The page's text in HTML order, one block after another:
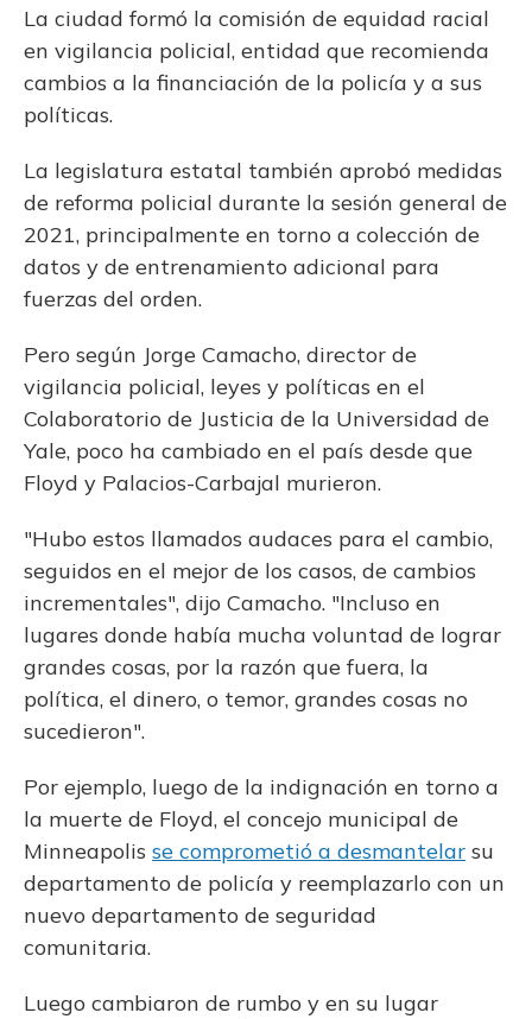
La ciudad formó la comisión de equidad racial
en vigilancia policial, entidad que recomienda
cambios a la financiación de la policía y a sus
políticas.
La legislatura estatal también aprobó medidas
de reforma policial durante la sesión general de
2021, principalmente en torno a colección de
datos y de entrenamiento adicional para
fuerzas del orden.
Pero según Jorge Camacho, director de
vigilancia policial, leyes y políticas en el
Colaboratorio de Justicia de la Universidad de
Yale, poco ha cambiado en el país desde que
Floyd y Palacios-Carbajal murieron.
"Hubo estos llamados audaces para el cambio,
seguidos en el mejor de los casos, de cambios
incrementales", dijo Camacho. "Incluso en
lugares donde había mucha voluntad de lograr
grandes cosas, por la razón que fuera, la
política, el dinero, o temor, grandes cosas no
sucedieron".
Por ejemplo, luego de la indignación en torno a
la muerte de Floyd, el concejo municipal de
Minneapolis se comprometió a desmantelar su
departamento de policía y reemplazarlo con un
nuevo departamento de seguridad
comunitaria.
Luego cambiaron de rumbo y en su lugar